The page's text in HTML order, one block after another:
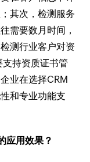
其次，检测服务
需要数月时间，
测行业客户对资
持资质证书管
业在选择CRM
和专业功能支
应用效果？